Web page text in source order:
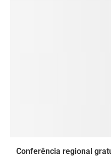
Conferência regional